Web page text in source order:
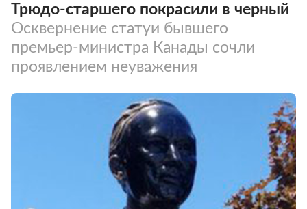
Трюдо-старшего покрасили в черный
Осквернение статуи бывшего
премьер-министра Канады сочли
проявлением неуважения